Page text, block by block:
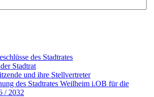
des Stadtrates
Stadtrat
und ihre Stellvertreter
des Stadtrates Weilheim i.OB für die
/ 2032